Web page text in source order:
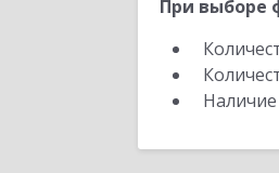
При выборе